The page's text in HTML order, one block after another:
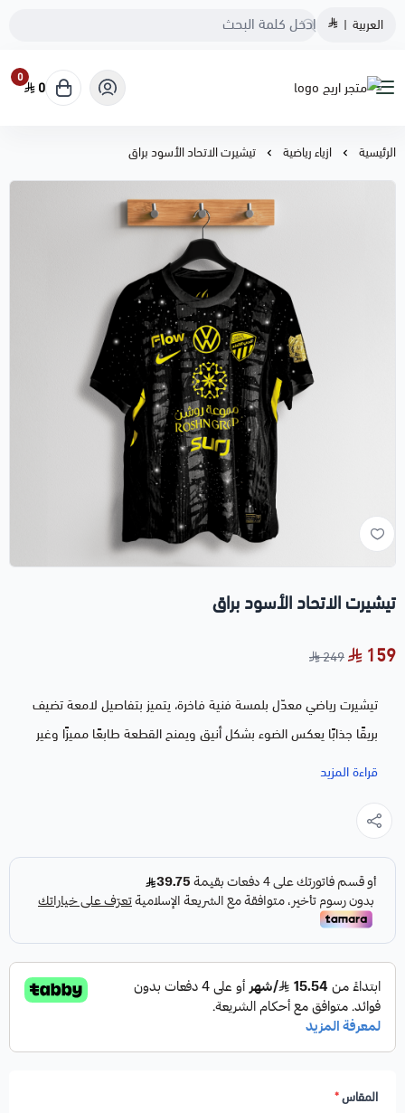
العربية |
متجر اريج
0
0
الرئيسية ازياء رياضية تيشيرت الاتحاد الأسود براق
تيشيرت الاتحاد الأسود براق
159
249
تيشيرت رياضي معدّل بلمسة فنية فاخرة، يتميز بتفاصيل لامعة تضيف
بريقًا جذابًا يعكس الضوء بشكل أنيق ويمنح القطعة طابعًا مميزًا وغير
تقليدي. التعديل منفذ بعناية ليبرز التفاصيل ويحوّل التيشيرت إلى
مصنوع من خامة مريحة وخفيفة تناسب الاستخدام اليومي، مع قصة
الكاجوال. كل قطعة معدّلة خصيصًا لتكون فريدة من نوعها.
قراءة المزيد
المقاس*